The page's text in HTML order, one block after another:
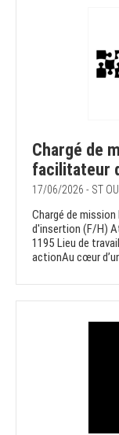
Chargé de
facilitateur
17/06/2026 - ST
Chargé de
d'insertion (F/H)
1195 Lieu de
actionAu cœur